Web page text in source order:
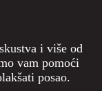
i više od
vam pomoći
posao.
(lift),